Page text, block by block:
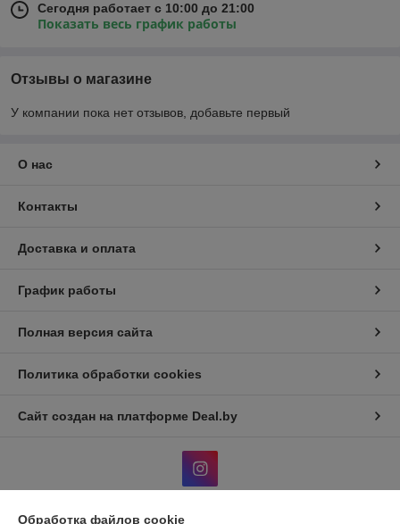
Сегодня работает с 10:00 до 21:00
Показать весь график работы
Отзывы о магазине
У компании пока нет отзывов, добавьте первый
О нас
Контакты
Доставка и оплата
График работы
Полная версия сайта
Политика обработки cookies
Сайт создан на платформе Deal.by
Обработка файлов cookie